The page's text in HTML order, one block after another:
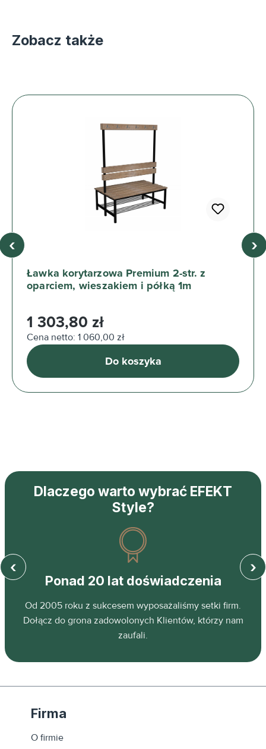
Zobacz także
Ławka korytarzowa Premium 2-str. z
oparciem, wieszakiem i półką 1m
Cena regularna:
1 303,80 zł
Cena netto: 1 060,00 zł
Do koszyka
‹ ›
Dlaczego warto wybrać EFEKT
Style?
Ponad 20 lat doświadczenia
Od 2005 roku z sukcesem wyposażaliśmy setki firm.
Dołącz do grona zadowolonych Klientów, którzy nam
zaufali.
‹ ›
Firma
O firmie